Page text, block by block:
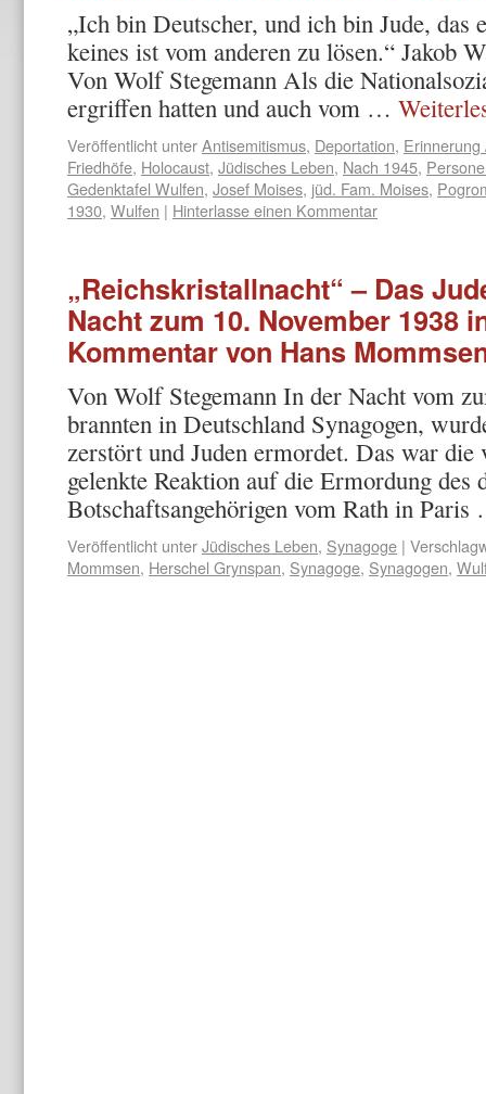
„Ich bin Deutscher, und ich bin Jude, das
keines ist vom anderen zu lösen.“ Jakob
Von Wolf Stegemann Als die
ergriffen hatten und auch vom …
Veröffentlicht unterAntisemitismus, Deportation,
Friedhöfe, Holocaust, Jüdisches Leben, Nach 1945,
Gedenktafel Wulfen, Josef Moises, jüd. Fam. Moises,
1930, Wulfen | Hinterlasse einen Kommentar
„Reichskristallnacht“ – Das
Nacht zum 10. November 1938
Kommentar von Hans
Von Wolf Stegemann In der Nacht vom
brannten in Deutschland Synagogen,
zerstört und Juden ermordet. Das war die
gelenkte Reaktion auf die Ermordung des
Botschaftsangehörigen vom Rath in
Veröffentlicht unterJüdisches Leben, Synagoge |
Mommsen, Herschel Grynspan, Synagoge, Synagogen,